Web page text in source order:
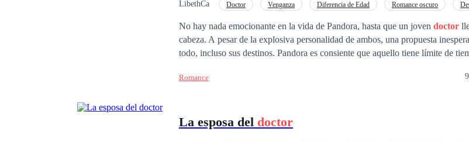
LibethCa Doctor Venganza Diferencia de Edad Romance oscuro
No hay nada emocionante en la vida de Pandora, hasta que un joven doctor
cabeza. A pesar de la explosiva personalidad de ambos, una propuesta
todo, incluso sus destinos. Pandora es consiente que aquello tiene límite de tiempo y que podría traer muchas
sexy tiene para ofrecerle, sin importar lo que suceda después. El conocimiento de aquello no puede detener lo
Romance
La esposa del doctor